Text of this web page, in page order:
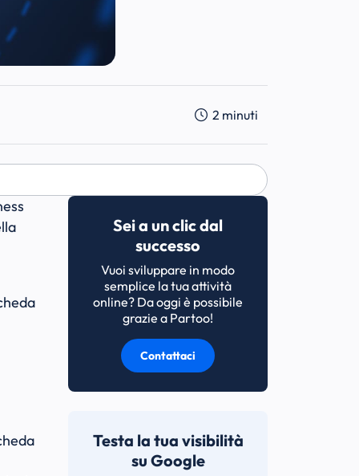
2 minuti
Sei a un clic dal
successo
Vuoi sviluppare in modo
semplice la tua attività
online? Da oggi è possibile
grazie a Partoo!
Contattaci
Testa la tua visibilità
su Google